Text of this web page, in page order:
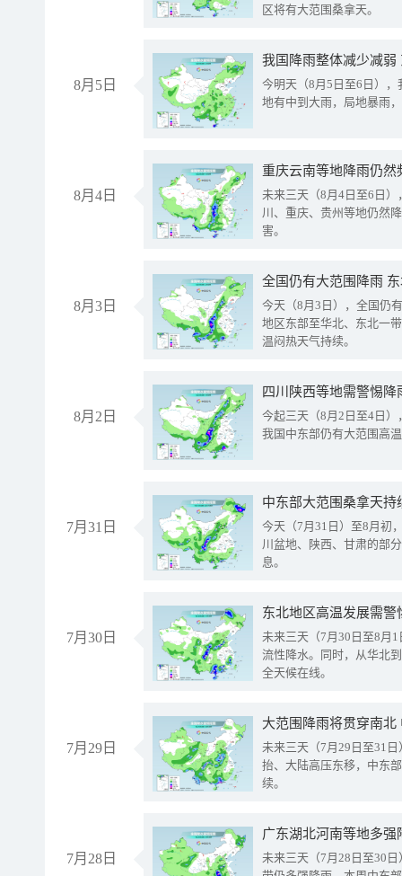
区将有大范围桑拿天。
8月5日
我国降雨整体减少减弱
今明天（8月5日至6日）
地有中到大雨，局地暴雨
8月4日
重庆云南等地降雨仍然
未来三天（8月4日至6日
川、重庆、贵州等地仍然
害。
8月3日
全国仍有大范围降雨
今天（8月3日），全国仍
地区东部至华北、东北一
温闷热天气持续。
8月2日
今起三天（8月2日至4日
我国中东部仍有大范围高
7月31日
中东部大范围桑拿天
今天（7月31日）至8月初
川盆地、陕西、甘肃的部
息。
7月30日
东北地区高温发展需
未来三天（7月30日至8月
流性降水。同时，从华北
全天候在线。
7月29日
大范围降雨将贯穿南
未来三天（7月29日至31
抬、大陆高压东移，中东
续。
7月28日
广东湖北河南等地多
未来三天（7月28日至30